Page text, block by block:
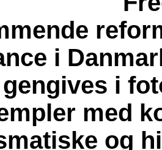
i
i
med
og